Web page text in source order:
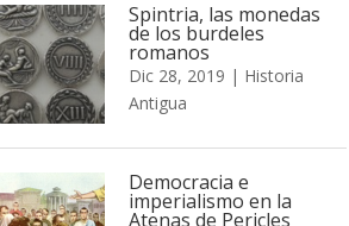
Spintria, las monedas
de los burdeles
romanos
Dic 28, 2019 | Historia
Antigua
Democracia e
imperialismo en la
Atenas de Pericles